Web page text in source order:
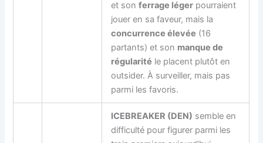
et sonferrage léger pourraient
jouer en sa faveur, mais la
concurrence élevée (16
partants) et son manque de
régularité le placent plutôt en
outsider. À surveiller, mais pas
parmi les favoris.
ICEBREAKER (DEN) semble en
difficulté pour figurer parmi les